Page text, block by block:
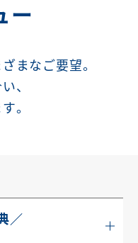
ー
まなご要望。
、
。
／